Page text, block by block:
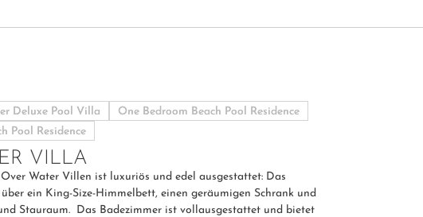
Deluxe Pool Villa
One Bedroom Beach Pool Residence
Pool Residence
VILLA
Over Water Villen ist luxuriös und edel ausgestattet: Das
ein King-Size-Himmelbett, einen geräumigen Schrank und
Stauraum. Das Badezimmer ist vollausgestattet und bietet